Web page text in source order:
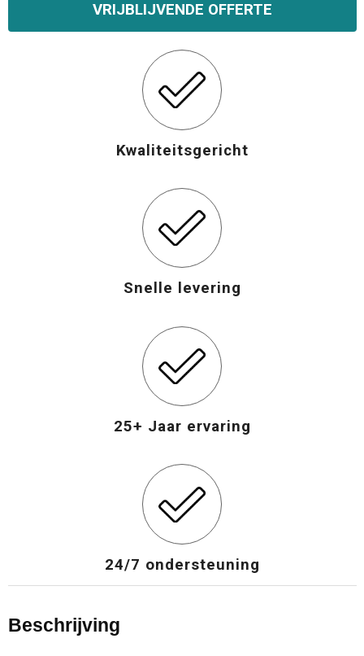
VRIJBLIJVENDE OFFERTE
Kwaliteitsgericht
Snelle levering
25+ Jaar ervaring
24/7 ondersteuning
Beschrijving